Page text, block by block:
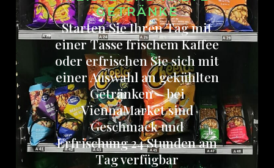
ETRÄNKE
Starten Sie Ihren Tag mit
einer Tasse frischem Kaffee
oder erfrischen Sie sich mit
einer Auswahl an gekühlten
Getränken – bei
ViennaMarket sind
Geschmack und
Erfrischung 24 Stunden am
Tag verfügbar